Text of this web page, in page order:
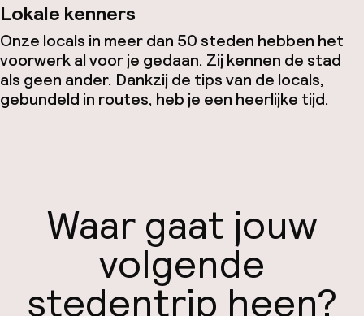
Lokale kenners
Onze locals in meer dan 50 steden hebben het
voorwerk al voor je gedaan. Zij kennen de stad
als geen ander. Dankzij de tips van de locals,
gebundeld in routes, heb je een heerlijke tijd.
Waar gaat jouw
volgende
stedentrip heen?